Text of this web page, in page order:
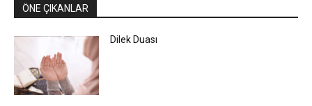
ÖNE ÇIKANLAR
Dilek Duası